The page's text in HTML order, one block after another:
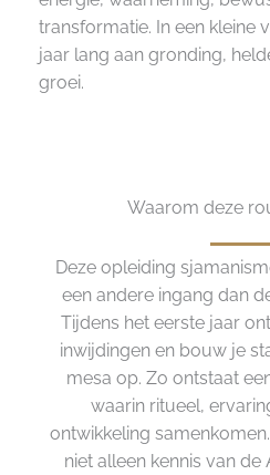
transformatie. In een kleine
jaar lang aan gronding,
groei.
Waarom deze
Deze opleiding
een andere ingang dan
Tijdens het eerste jaar
inwijdingen en bouw je
mesa op. Zo ontstaat
waarin ritueel,
ontwikkeling
niet alleen kennis van